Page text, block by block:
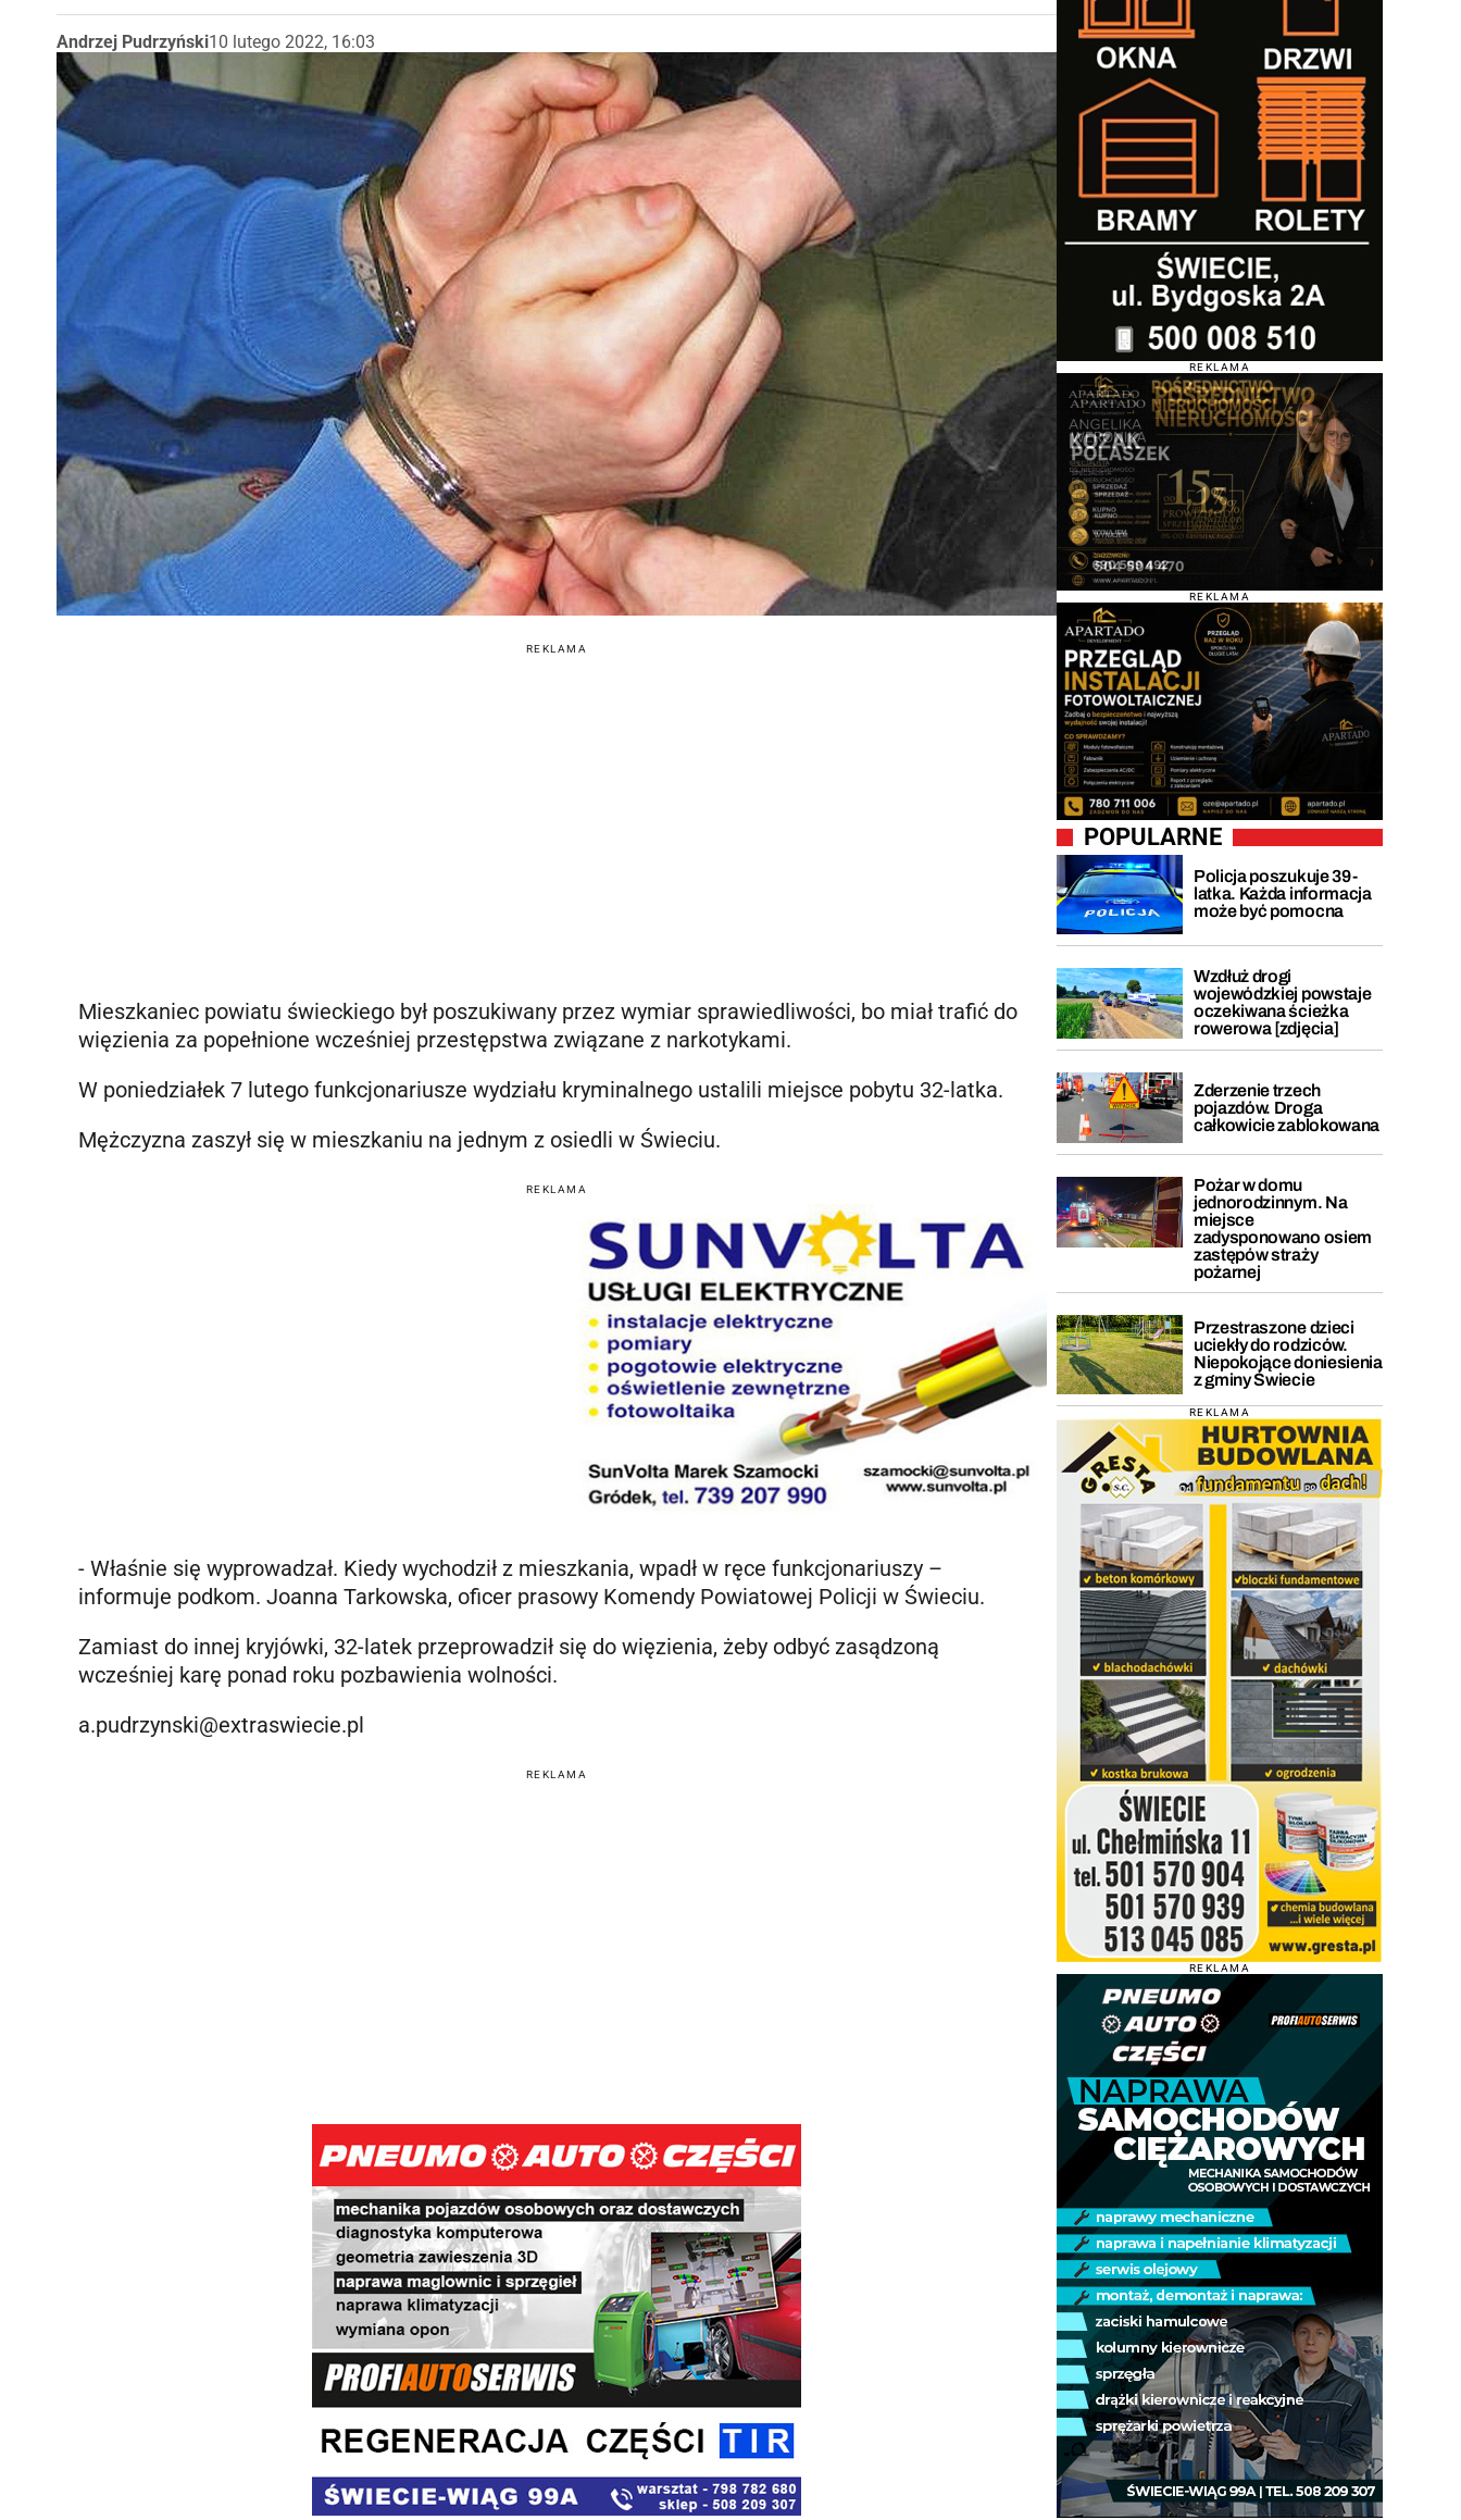
Andrzej Pudrzyński10 lutego 2022, 16:03
REKLAMA
Mieszkaniec powiatu świeckiego był poszukiwany przez wymiar sprawiedliwości, bo miał trafić do
więzienia za popełnione wcześniej przestępstwa związane z narkotykami.
W poniedziałek 7 lutego funkcjonariusze wydziału kryminalnego ustalili miejsce pobytu 32-latka.
Mężczyzna zaszył się w mieszkaniu na jednym z osiedli w Świeciu.
REKLAMA
- Właśnie się wyprowadzał. Kiedy wychodził z mieszkania, wpadł w ręce funkcjonariuszy –
informuje podkom. Joanna Tarkowska, oficer prasowy Komendy Powiatowej Policji w Świeciu.
Zamiast do innej kryjówki, 32-latek przeprowadził się do więzienia, żeby odbyć zasądzoną
wcześniej karę ponad roku pozbawienia wolności.
a.pudrzynski@extraswiecie.pl
REKLAMA
REKLAMA
REKLAMA
POPULARNE
Policja poszukuje 39-
latka. Każda informacja
może być pomocna
Wzdłuż drogi
wojewódzkiej powstaje
oczekiwana ścieżka
rowerowa [zdjęcia]
Zderzenie trzech
pojazdów. Droga
całkowicie zablokowana
Pożar w domu
jednorodzinnym. Na
miejsce
zadysponowano osiem
zastępów straży
pożarnej
Przestraszone dzieci
uciekły do rodziców.
Niepokojące doniesienia
z gminy Świecie
REKLAMA
REKLAMA